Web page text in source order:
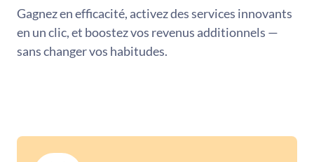
Gagnez en efficacité, activez des services innovants
en un clic, et boostez vos revenus additionnels —
sans changer vos habitudes.